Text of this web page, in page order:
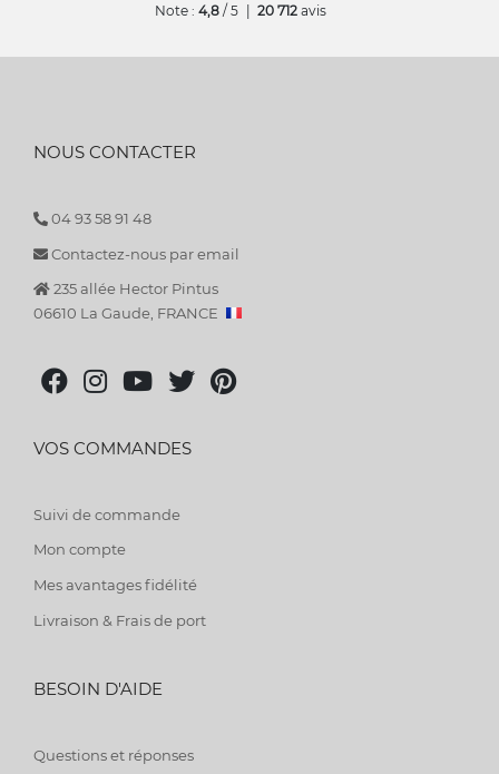
Note : 4,8 / 5 20 712 avis
NOUS CONTACTER
04 93 58 91 48
Contactez-nous par email
235 allée Hector Pintus
06610 La Gaude, FRANCE
VOS COMMANDES
Suivi de commande
Mon compte
Mes avantages fidélité
Livraison & Frais de port
BESOIN D'AIDE
Questions et réponses